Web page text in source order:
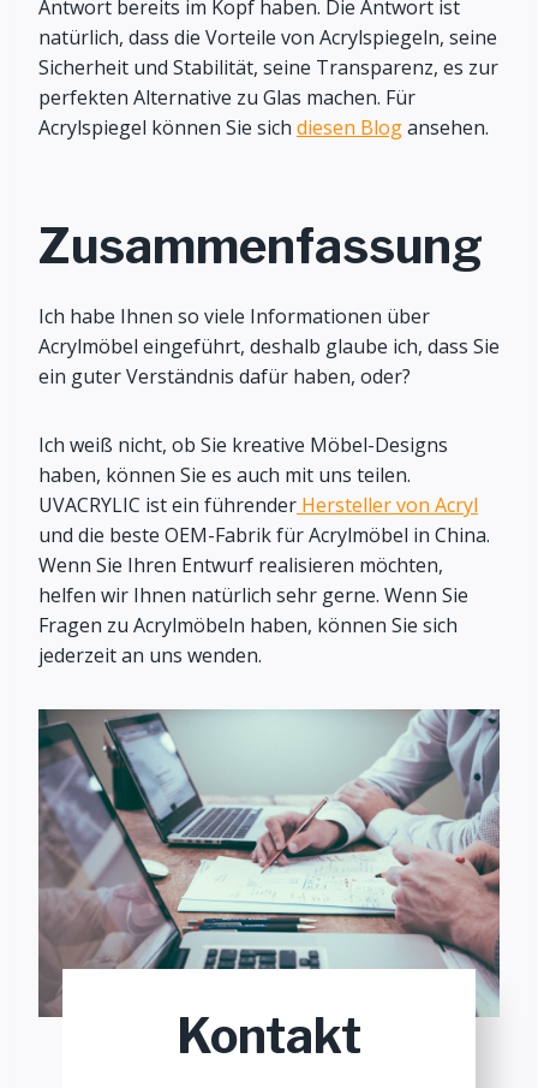
Antwort bereits im Kopf haben. Die Antwort ist
natürlich, dass die Vorteile von Acrylspiegeln, seine
Sicherheit und Stabilität, seine Transparenz, es zur
perfekten Alternative zu Glas machen. Für
Acrylspiegel können Sie sich diesen Blogansehen.
Zusammenfassung
Ich habe Ihnen so viele Informationen über
Acrylmöbel eingeführt, deshalb glaube ich, dass Sie
ein guter Verständnis dafür haben, oder?
Ich weiß nicht, ob Sie kreative Möbel-Designs
haben, können Sie es auch mit uns teilen.
UVACRYLIC ist ein führender Hersteller von Acryl
und die beste OEM-Fabrik für Acrylmöbel in China.
Wenn Sie Ihren Entwurf realisieren möchten,
helfen wir Ihnen natürlich sehr gerne. Wenn Sie
Fragen zu Acrylmöbeln haben, können Sie sich
jederzeit an uns wenden.
Kontakt